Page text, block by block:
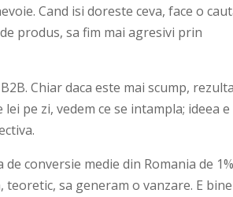
Cand isi doreste ceva, face o
produs, sa fim mai agresivi prin
Chiar daca este mai scump,
pe zi, vedem ce se intampla; ideea e
conversie medie din Romania de 1%
sa generam o vanzare. E bine